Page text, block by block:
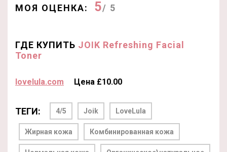
МОЯ ОЦЕНКА: 5/ 5
ГДЕ КУПИТЬ JOIK Refreshing Facial
Toner
lovelula.com Цена £10.00
ТЕГИ: 4/5 Joik LoveLula
Жирная кожа Комбинированная кожа